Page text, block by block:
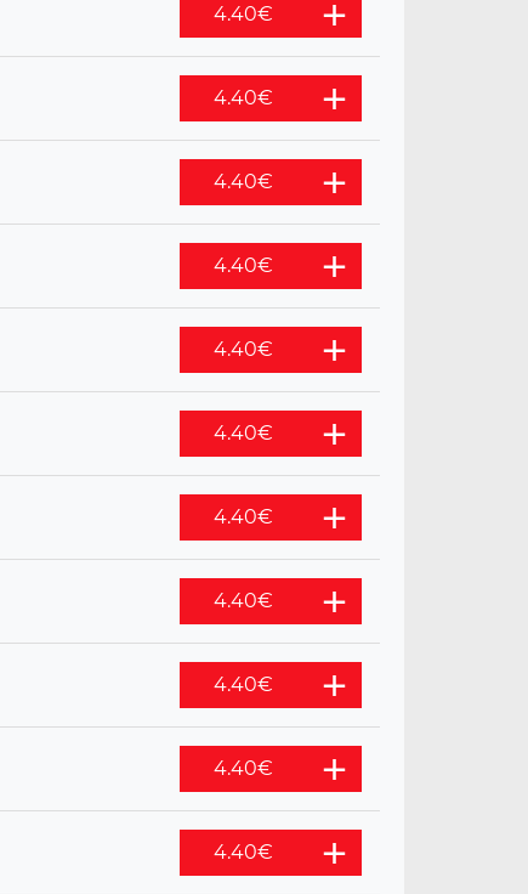
4.40€
4.40€
4.40€
4.40€
4.40€
4.40€
4.40€
4.40€
4.40€
4.40€
4.40€